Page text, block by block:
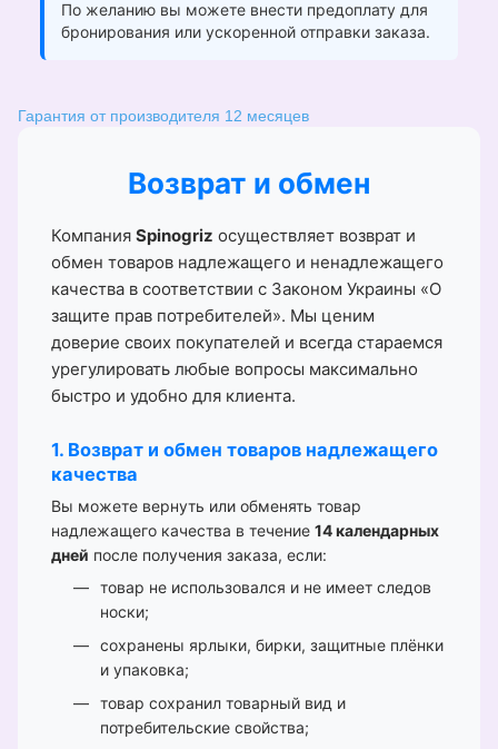
По желанию вы можете внести предоплату для
бронирования или ускоренной отправки заказа.
Гарантия от производителя 12 месяцев
Возврат и обмен
Компания Spinogriz осуществляет возврат и
обмен товаров надлежащего и ненадлежащего
качества в соответствии с Законом Украины «О
защите прав потребителей». Мы ценим
доверие своих покупателей и всегда стараемся
урегулировать любые вопросы максимально
быстро и удобно для клиента.
1. Возврат и обмен товаров надлежащего
качества
Вы можете вернуть или обменять товар
надлежащего качества в течение 14 календарных
дней после получения заказа, если:
товар не использовался и не имеет следов
носки;
сохранены ярлыки, бирки, защитные плёнки
и упаковка;
товар сохранил товарный вид и
потребительские свойства;